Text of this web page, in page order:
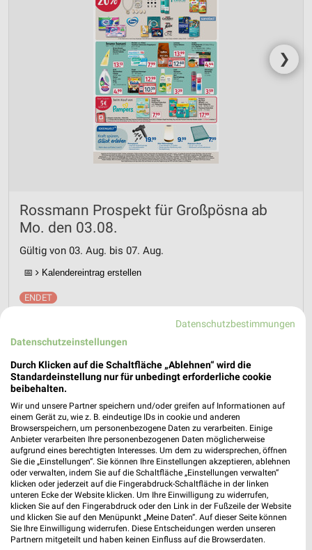
❯
Rossmann Prospekt für Großpösna ab
Mo. den 03.08.
Gültig von 03. Aug. bis 07. Aug.
📅 Kalendereintrag erstellen
WELLNESS FÜR ZUHAUSE
Datenschutzbestimmungen
Datenschutzeinstellungen
Durch Klicken auf die Schaltfläche „Ablehnen“ wird die
Standardeinstellung nur für unbedingt erforderliche cookie
beibehalten.
Wir und unsere Partner speichern und/oder greifen auf Informationen auf
einem Gerät zu, wie z. B. eindeutige IDs in cookie und anderen
Browserspeichern, um personenbezogene Daten zu verarbeiten. Einige
Anbieter verarbeiten Ihre personenbezogenen Daten möglicherweise
aufgrund eines berechtigten Interesses. Um dem zu widersprechen, öffnen
Sie die „Einstellungen“. Sie können Ihre Einstellungen akzeptieren, ablehnen
oder verwalten, indem Sie auf die Schaltfläche „Einstellungen verwalten“
klicken oder jederzeit auf die Fingerabdruck-Schaltfläche in der linken
unteren Ecke der Website klicken. Um Ihre Einwilligung zu widerrufen,
klicken Sie auf den Fingerabdruck oder den Link in der Fußzeile der Website
und klicken Sie auf den Menüpunkt „Meine Daten“. Auf dieser Seite können
Sie Ihre Einwilligung widerrufen. Diese Entscheidungen werden unseren
Partnern mitgeteilt und haben keinen Einfluss auf die Browserdaten.